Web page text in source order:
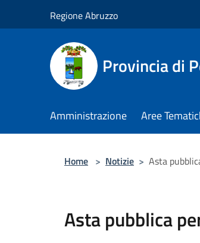
Regione Abruzzo
Provincia di
Amministrazione Aree
Home > Notizie > Asta
Asta pubblica